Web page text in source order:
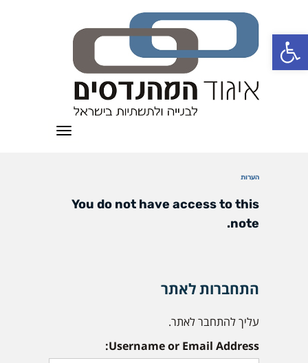
פתח סרגל נגישות
תפריט
הערות
You do not have access to this
note.
התחברות לאתר
עליך להתחבר לאתר.
Username or Email Address: